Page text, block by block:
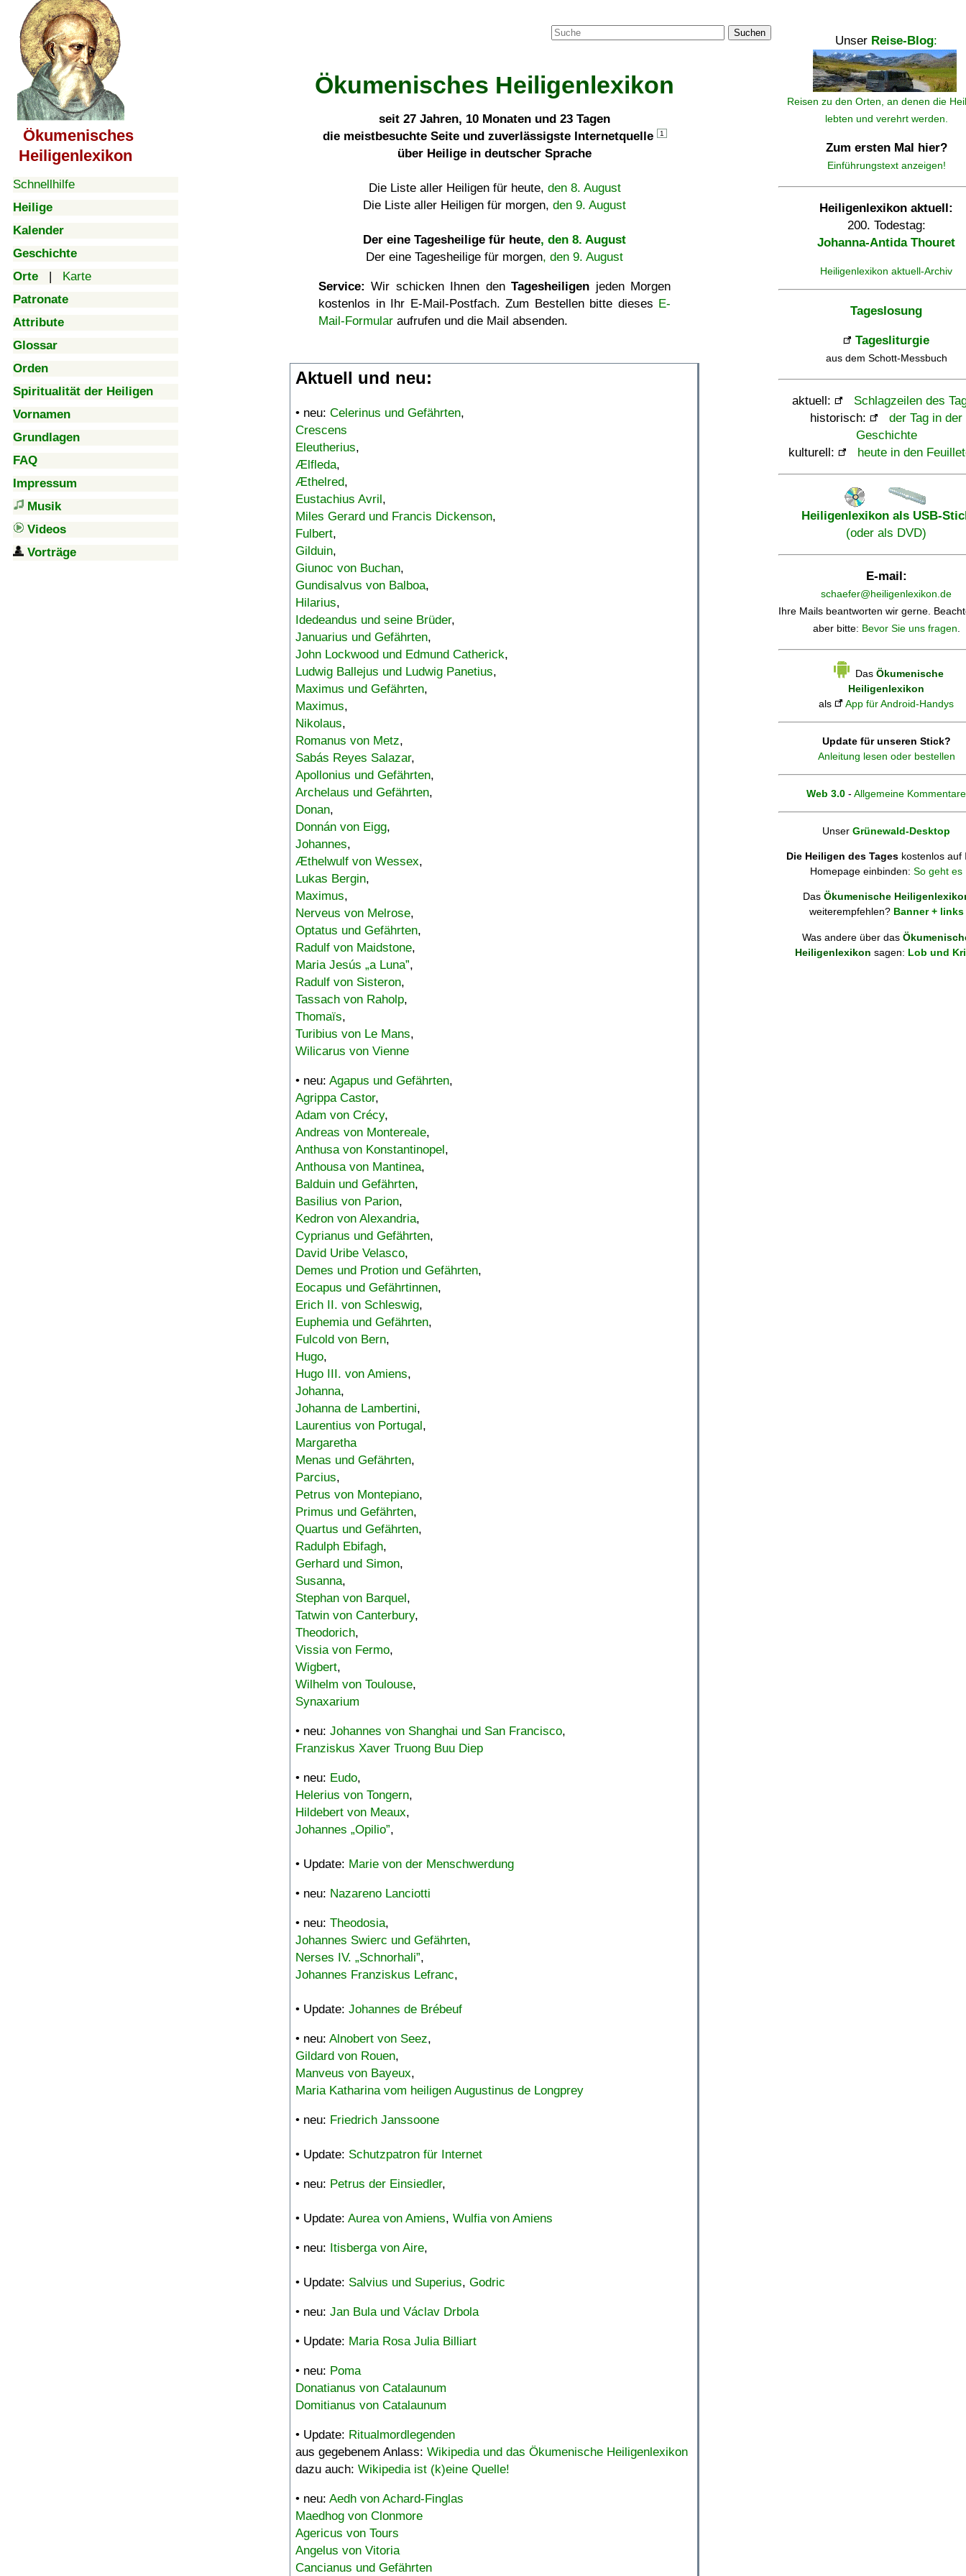
Ökumenisches
Heiligenlexikon
Schnellhilfe
Heilige
Kalender
Geschichte
Orte | Karte
Patronate
Attribute
Glossar
Orden
Spiritualität der Heiligen
Vornamen
Grundlagen
FAQ
Impressum
Musik
Videos
Vorträge
Suchen
Ökumenisches Heiligenlexikon
seit 27 Jahren, 10 Monaten und 23 Tagen
die meistbesuchte Seite und zuverlässigste Internetquelle
1
über Heilige in deutscher Sprache
Die Liste aller Heiligen für heute, den 8. August
Die Liste aller Heiligen für morgen, den 9. August
Der eine Tagesheilige für heute, den 8. August
Der eine Tagesheilige für morgen, den 9. August
Service: Wir schicken Ihnen denTagesheiligen jeden Morgen
kostenlos in Ihr E-Mail-Postfach. Zum Bestellen bitte dieses E-
Mail-Formular aufrufen und die Mail absenden.
Aktuell und neu:
• neu: Celerinus und Gefährten,
Crescens
Eleutherius,
Ælfleda,
Æthelred,
Eustachius Avril,
Miles Gerard und Francis Dickenson,
Fulbert,
Gilduin,
Giunoc von Buchan,
Gundisalvus von Balboa,
Hilarius,
Idedeandus und seine Brüder,
Januarius und Gefährten,
John Lockwood und Edmund Catherick,
Ludwig Ballejus und Ludwig Panetius,
Maximus und Gefährten,
Maximus,
Nikolaus,
Romanus von Metz,
Sabás Reyes Salazar,
Apollonius und Gefährten,
Archelaus und Gefährten,
Donan,
Donnán von Eigg,
Johannes,
Æthelwulf von Wessex,
Lukas Bergin,
Maximus,
Nerveus von Melrose,
Optatus und Gefährten,
Radulf von Maidstone,
Maria Jesús „a Luna”,
Radulf von Sisteron,
Tassach von Raholp,
Thomaïs,
Turibius von Le Mans,
Wilicarus von Vienne
• neu: Agapus und Gefährten,
Agrippa Castor,
Adam von Crécy,
Andreas von Montereale,
Anthusa von Konstantinopel,
Anthousa von Mantinea,
Balduin und Gefährten,
Basilius von Parion,
Kedron von Alexandria,
Cyprianus und Gefährten,
David Uribe Velasco,
Demes und Protion und Gefährten,
Eocapus und Gefährtinnen,
Erich II. von Schleswig,
Euphemia und Gefährten,
Fulcold von Bern,
Hugo,
Hugo III. von Amiens,
Johanna,
Johanna de Lambertini,
Laurentius von Portugal,
Margaretha
Menas und Gefährten,
Parcius,
Petrus von Montepiano,
Primus und Gefährten,
Quartus und Gefährten,
Radulph Ebifagh,
Gerhard und Simon,
Susanna,
Stephan von Barquel,
Tatwin von Canterbury,
Theodorich,
Vissia von Fermo,
Wigbert,
Wilhelm von Toulouse,
Synaxarium
• neu: Johannes von Shanghai und San Francisco,
Franziskus Xaver Truong Buu Diep
• neu: Eudo,
Helerius von Tongern,
Hildebert von Meaux,
Johannes „Opilio”,
• Update: Marie von der Menschwerdung
• neu: Nazareno Lanciotti
• neu: Theodosia,
Johannes Swierc und Gefährten,
Nerses IV. „Schnorhali”,
Johannes Franziskus Lefranc,
• Update: Johannes de Brébeuf
• neu: Alnobert von Seez,
Gildard von Rouen,
Manveus von Bayeux,
Maria Katharina vom heiligen Augustinus de Longprey
• neu: Friedrich Janssoone
• Update: Schutzpatron für Internet
• neu: Petrus der Einsiedler,
• Update: Aurea von Amiens, Wulfia von Amiens
• neu: Itisberga von Aire,
• Update: Salvius und Superius, Godric
• neu: Jan Bula und Václav Drbola
• Update: Maria Rosa Julia Billiart
• neu: Poma
Donatianus von Catalaunum
Domitianus von Catalaunum
• Update: Ritualmordlegenden
aus gegebenem Anlass: Wikipedia und das Ökumenische Heiligenlexikon
dazu auch: Wikipedia ist (k)eine Quelle!
• neu: Aedh von Achard-Finglas
Maedhog von Clonmore
Agericus von Tours
Angelus von Vitoria
Cancianus und Gefährten
Unser Reise-Blog:
Reisen zu den Orten, an denen die
lebten und verehrt werden.
Zum ersten Mal hier?
Einführungstext anzeigen!
Heiligenlexikon aktuell:
200. Todestag:
Johanna-Antida Thouret
Heiligenlexikon aktuell-Archiv
Tageslosung
Tagesliturgie
aus dem Schott-Messbuch
aktuell:
Schlagzeilen des
historisch:
der Tag in der
Geschichte
kulturell:
heute in den
Heiligenlexikon als USB-
(oder als DVD)
E-mail:
schaefer@heiligenlexikon.de
Ihre Mails beantworten wir gerne.
aber bitte: Bevor Sie uns fragen.
Das Ökumenische
Heiligenlexikon
als
App für Android-Handys
Update für unseren Stick?
Anleitung lesen oder bestellen
Web 3.0 - Allgemeine Kommentare
Unser Grünewald-Desktop
Die Heiligen des Tages kostenlos auf
Homepage einbinden: So geht es
Das Ökumenische
weiterempfehlen? Banner + links
Was andere über das
Heiligenlexikon sagen: Lob und